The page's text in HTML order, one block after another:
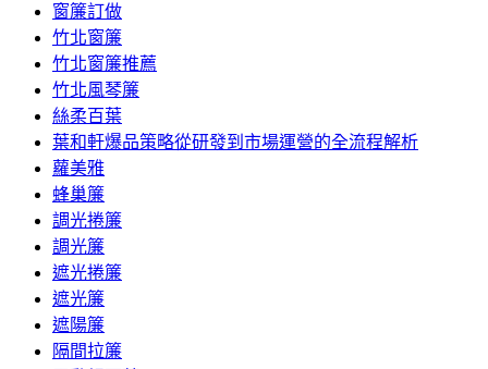
窗簾訂做
竹北窗簾
竹北窗簾推薦
竹北風琴簾
絲柔百葉
葉和軒爆品策略從研發到市場運營的全流程解析
蘿美雅
蜂巢簾
調光捲簾
調光簾
遮光捲簾
遮光簾
遮陽簾
隔間拉簾